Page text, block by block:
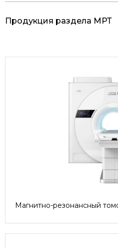
Продукция раздела МРТ
Магнитно-резонансный